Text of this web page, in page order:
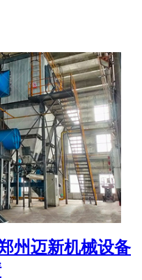
州迈新机械设备